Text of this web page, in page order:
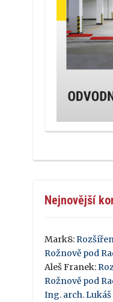
Nejnovější
Mark8:
Rožnově pod
Aleš Franek:
Rožnově pod
Ing. arch.